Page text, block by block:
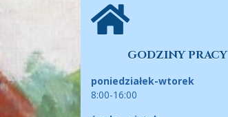
GODZINY PRACY
poniedziałek-wtorek
8:00-16:00